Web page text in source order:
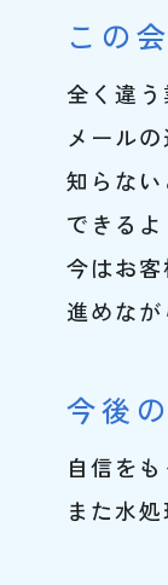
この
全く違う
メール
知らな
できるよ
今はお
進めなが
今後
自信を
また水